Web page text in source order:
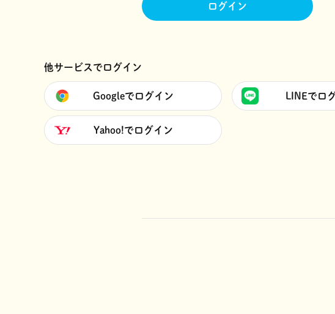
ログイン
他サービスでログイン
Googleでログイン LINEでロ
Yahoo!でログイン